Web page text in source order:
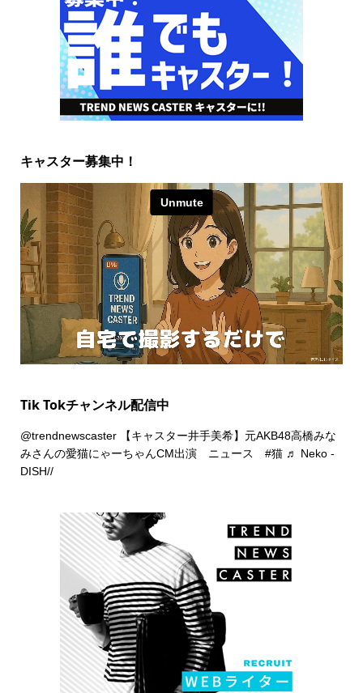
キャスター募集中！
Tik Tokチャンネル配信中
@trendnewscaster【キャスター井手美希】元AKB48高橋みな
みさんの愛猫にゃーちゃんCM出演 ニュース #猫 ♬ Neko -
DISH//